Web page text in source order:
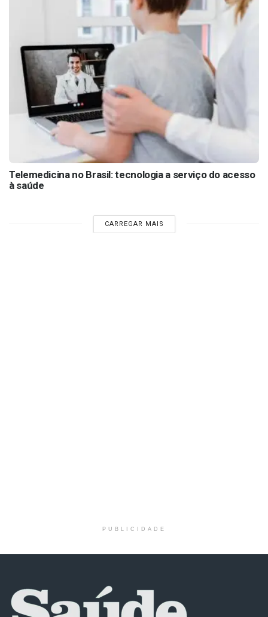
Telemedicina no Brasil: tecnologia a serviço do acesso
à saúde
CARREGAR MAIS
PUBLICIDADE